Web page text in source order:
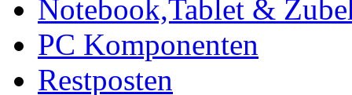
Notebook,Tablet &
PC Komponenten
Restposten